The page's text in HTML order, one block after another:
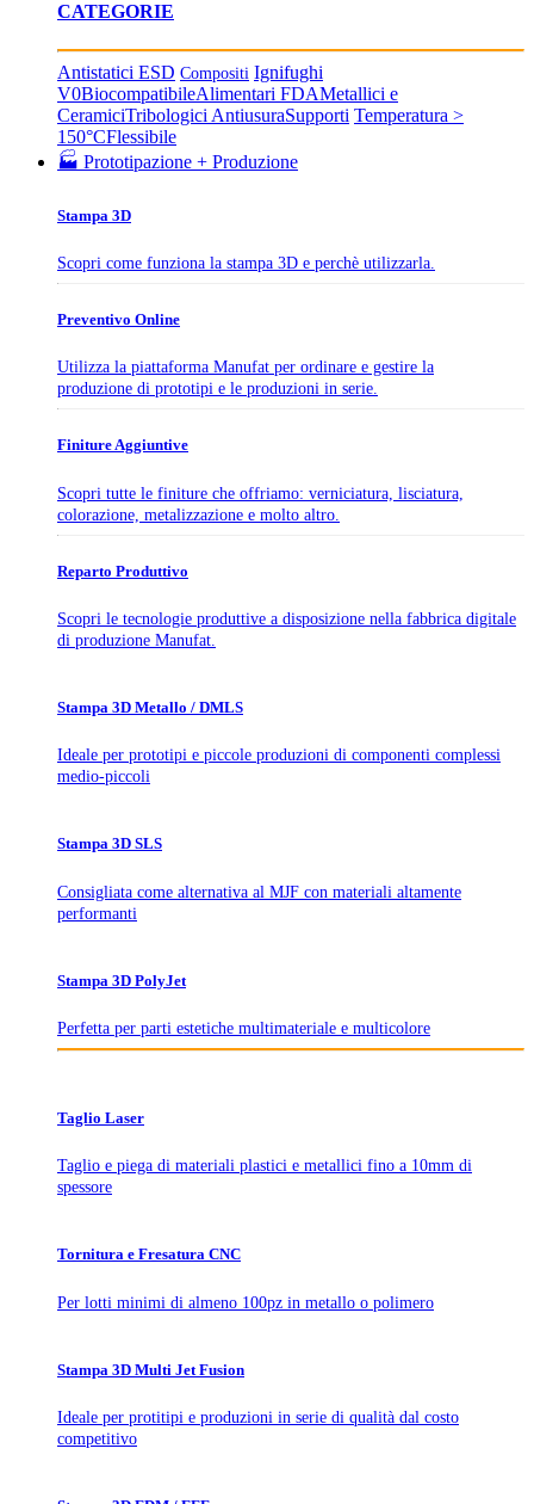
CATEGORIE
Antistatici ESD Compositi Ignifughi
V0BiocompatibileAlimentari FDAMetallici e
CeramiciTribologici AntiusuraSupporti Temperatura >
150°CFlessibile
🏭 Prototipazione + Produzione
Stampa 3D
Scopri come funziona la stampa 3D e perchè utilizzarla.
Preventivo Online
Utilizza la piattaforma Manufat per ordinare e gestire la
produzione di prototipi e le produzioni in serie.
Finiture Aggiuntive
Scopri tutte le finiture che offriamo: verniciatura, lisciatura,
colorazione, metalizzazione e molto altro.
Reparto Produttivo
Scopri le tecnologie produttive a disposizione nella fabbrica digitale
di produzione Manufat.
Stampa 3D Metallo / DMLS
Ideale per prototipi e piccole produzioni di componenti complessi
medio-piccoli
Stampa 3D SLS
Consigliata come alternativa al MJF con materiali altamente
performanti
Stampa 3D PolyJet
Perfetta per parti estetiche multimateriale e multicolore
Taglio Laser
Taglio e piega di materiali plastici e metallici fino a 10mm di
spessore
Tornitura e Fresatura CNC
Per lotti minimi di almeno 100pz in metallo o polimero
Stampa 3D Multi Jet Fusion
Ideale per protitipi e produzioni in serie di qualità dal costo
competitivo